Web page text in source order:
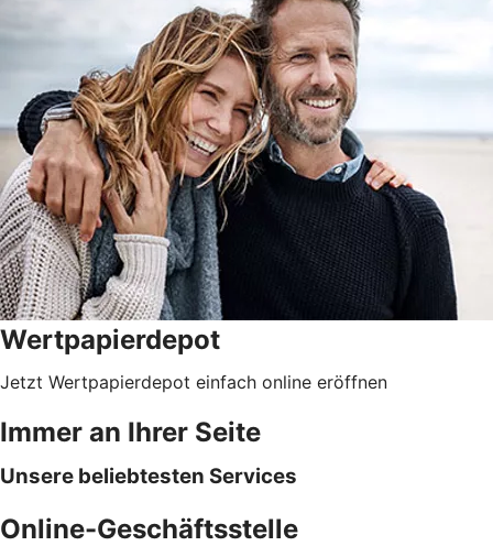
Wertpapierdepot
Jetzt Wertpapierdepot einfach online eröffnen
Immer an Ihrer Seite
Unsere beliebtesten Services
Online-Geschäftsstelle